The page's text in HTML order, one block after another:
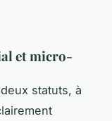
et micro-
statuts, à